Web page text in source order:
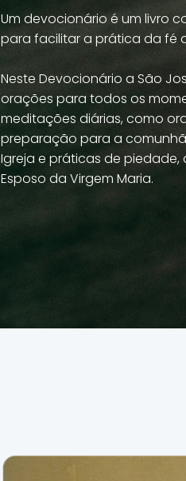
Um devocionário é um livro
para facilitar a prática da fé
Neste Devocionário a São
orações para todos os
meditações diárias, como
preparação para a
Igreja e práticas de
Esposo da Virgem Maria.